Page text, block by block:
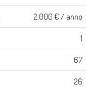
2.000 € / anno
1
67
26